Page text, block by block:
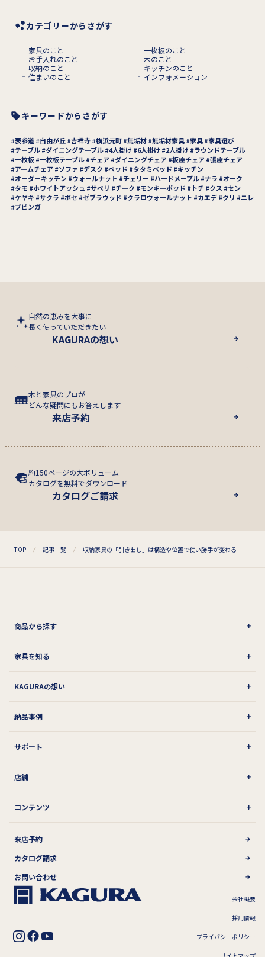
カテゴリーからさがす
家具のこと
一枚板のこと
お手入れのこと
木のこと
収納のこと
キッチンのこと
住まいのこと
インフォメーション
キーワードからさがす
表参道 自由が丘 吉祥寺 横浜元町 無垢材 無垢材家具 家具
家具選び
テーブル ダイニングテーブル 4人掛け 6人掛け 2人掛け
ラウンドテーブル
一枚板 一枚板テーブル チェア ダイニングチェア 板座チェア 張座チェア
アームチェア
ソファ デスク ベッド タタミベッド
キッチン
オーダーキッチン
ウォールナット チェリー ハードメープル ナラ
オーク
タモ
ホワイトアッシュ サペリ チーク モンキーポッド トチ クス
セン
ケヤキ
サクラ ボセ ゼブラウッド クラロウォールナット カエデ クリ
ニレ
ブビンガ
自然の恵みを大事に
長く使っていただきたい
KAGURAの想い
木と家具のプロが
どんな疑問にもお答えします
来店予約
約150ページの大ボリューム
カタログを無料でダウンロード
カタログご請求
TOP 記事一覧 収納家具の「引き出し」は構造や位置で使い勝手が変わる
商品から探す
家具を知る
KAGURAの想い
納品事例
サポート
店舗
コンテンツ
来店予約
カタログ請求
お問い合わせ
会社概要
採用情報
プライバシーポリシー